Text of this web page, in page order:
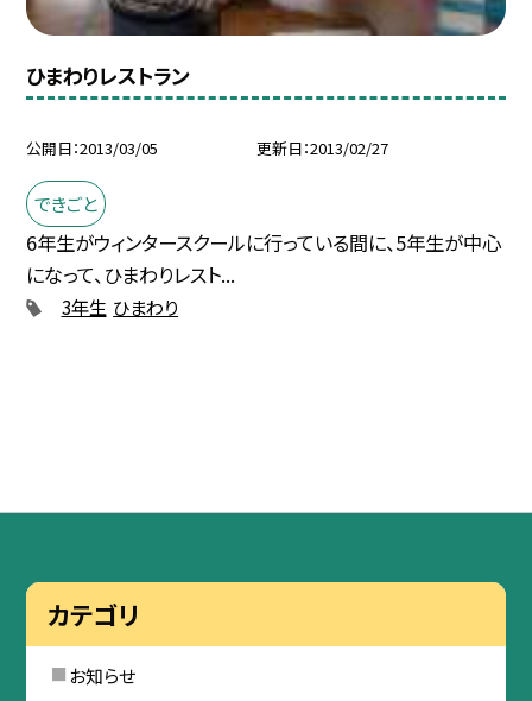
ひまわりレストラン
公開日 2013/03/05 更新日 2013/02/27
できごと
6年生がウィンタースクールに行っている間に、5年生が中心
になって、ひまわりレスト...
3年生 ひまわり
カテゴリ
お知らせ